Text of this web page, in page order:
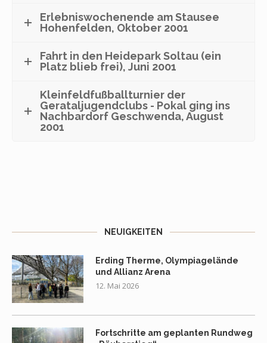
Erlebniswochenende am Stausee
Hohenfelden, Oktober 2001
Fahrt in den Heidepark Soltau (ein
Platz blieb frei), Juni 2001
Kleinfeldfußballturnier der
Gerataljugendclubs - Pokal ging ins
Nachbardorf Geschwenda, August
2001
NEUIGKEITEN
Erding Therme, Olympiagelände
und Allianz Arena
12. Mai 2026
Fortschritte am geplanten Rundweg